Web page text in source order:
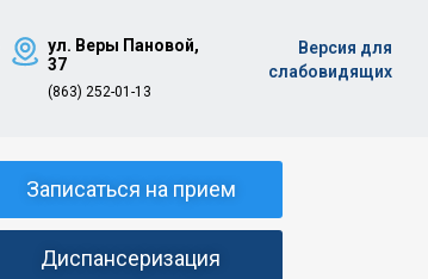
ул. Веры Пановой,
37
(863) 252-01-13
Версия для
слабовидящих
Записаться на прием
Диспансеризация